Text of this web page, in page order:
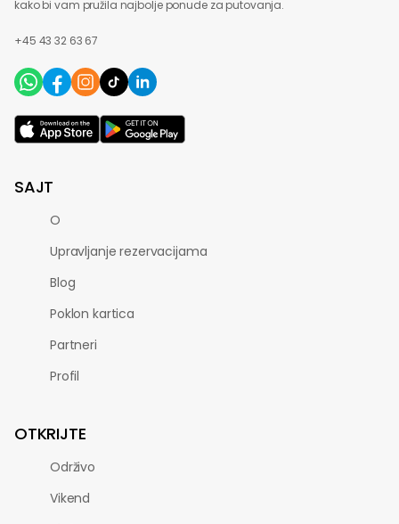
kako bi vam pružila najbolje ponude za putovanja.
+45 43 32 63 67
SAJT
O
Upravljanje rezervacijama
Blog
Poklon kartica
Partneri
Profil
OTKRIJTE
Održivo
Vikend